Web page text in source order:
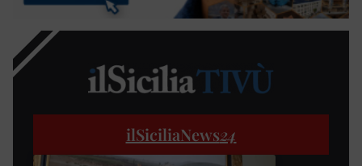
ilSiciliaNews24